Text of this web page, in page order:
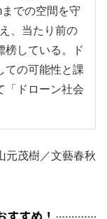
での空間を守
、当たり前の
榜している。ド
ての可能性と課
「ドローン社会
元茂樹／文藝春秋